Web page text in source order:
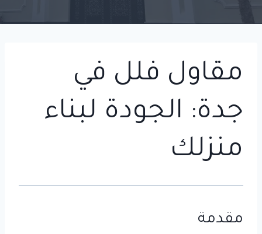
مقاول فلل في
جدة: الجودة لبناء
منزلك
مقدمة